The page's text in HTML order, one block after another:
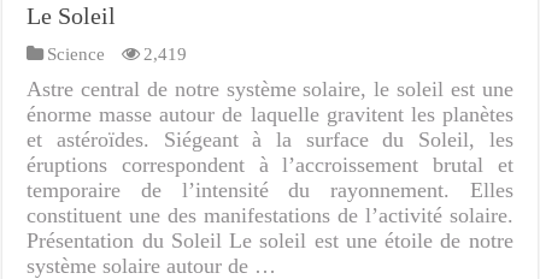
Le Soleil
Science 2,419
Astre central de notre système solaire, le soleil est une
énorme masse autour de laquelle gravitent les planètes
et astéroïdes. Siégeant à la surface du Soleil, les
éruptions correspondent à l’accroissement brutal et
temporaire de l’intensité du rayonnement. Elles
constituent une des manifestations de l’activité solaire.
Présentation du Soleil Le soleil est une étoile de notre
système solaire autour de …